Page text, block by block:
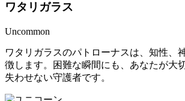
ワタリガラス
Uncommon
ワタリガラスのパトローナスは、知性、
徴します。困難な瞬間にも、あなたが大
失わせない守護者です。